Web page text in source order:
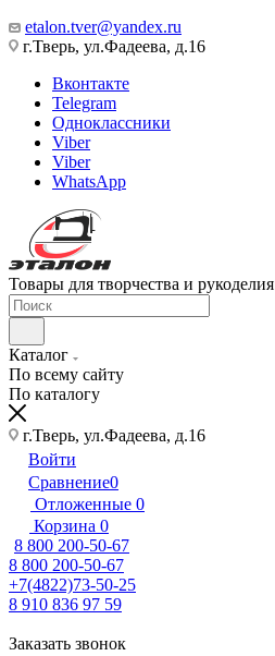
etalon.tver@yandex.ru
г.Тверь, ул.Фадеева, д.16
Вконтакте
Telegram
Одноклассники
Viber
Viber
WhatsApp
Товары для творчества и рукоделия
Каталог
По всему сайту
По каталогу
г.Тверь, ул.Фадеева, д.16
Войти
Сравнение0
Отложенные 0
Корзина 0
8 800 200-50-67
8 800 200-50-67
+7(4822)73-50-25
8 910 836 97 59
Заказать звонок